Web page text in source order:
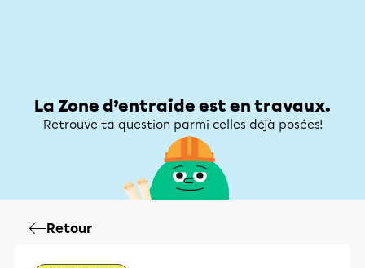
La Zone d’entraide est en travaux.
Retrouve ta question parmi celles déjà posées!
Retour